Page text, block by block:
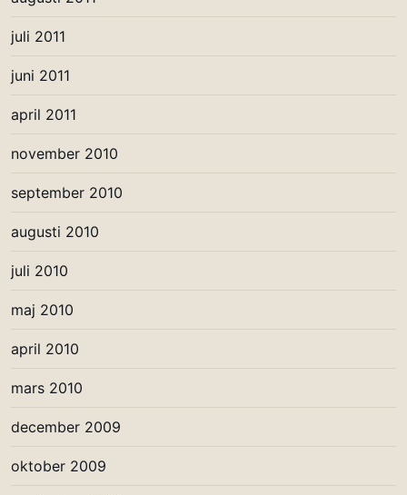
juli 2011
juni 2011
april 2011
november 2010
september 2010
augusti 2010
juli 2010
maj 2010
april 2010
mars 2010
december 2009
oktober 2009